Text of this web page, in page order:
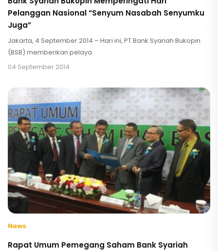
Pelanggan Nasional “Senyum Nasabah Senyumku
Juga”
Jakarta, 4 September 2014 – Hari ini, PT Bank Syariah Bukopin
(BSB) memberikan pelaya
04 September 2014
News
Rapat Umum Pemegang Saham Bank Syariah